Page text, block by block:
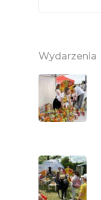
Wydarzenia